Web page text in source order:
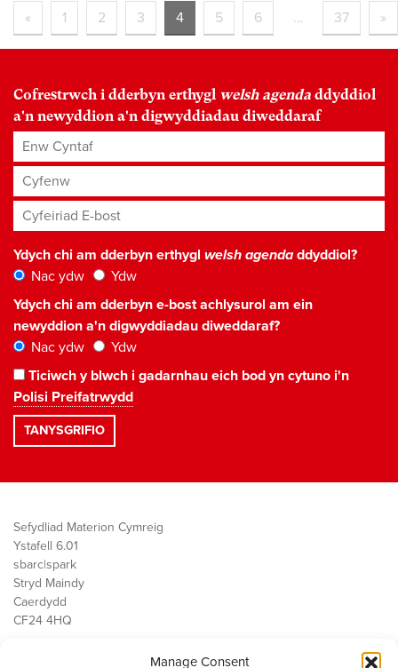
Manage Consent
« 1 2 3 4 5 6 … 37 »
Cofrestrwch i dderbyn erthygl welsh agenda ddyddiol
a'n newyddion a'n digwyddiadau diweddaraf
Enw Cyntaf
Cyfenw
Cyfeiriad E-bost*
Ydych chi am dderbyn erthygl welsh agendaddyddiol?
Nac ydw
Ydw
Ydych chi am dderbyn e-bost achlysurol am ein
newyddion a'n digwyddiadau diweddaraf?
Nac ydw
Ydw
Ticiwch y blwch i gadarnhau eich bod yn cytuno i'n
Polisi Preifatrwydd
Sefydliad Materion Cymreig
Ystafell 6.01
sbarc|spark
Stryd Maindy
Caerdydd
CF24 4HQ